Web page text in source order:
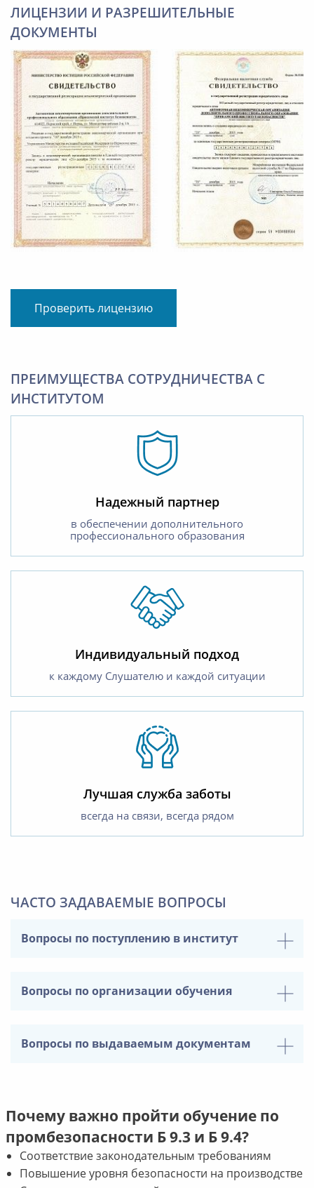
ЛИЦЕНЗИИ И РАЗРЕШИТЕЛЬНЫЕ
ДОКУМЕНТЫ
Проверить лицензию
ПРЕИМУЩЕСТВА СОТРУДНИЧЕСТВА С
ИНСТИТУТОМ
Надежный партнер
в обеспечении дополнительного
профессионального образования
Индивидуальный подход
к каждому Слушателю и каждой ситуации
Лучшая служба заботы
всегда на связи, всегда рядом
ЧАСТО ЗАДАВАЕМЫЕ ВОПРОСЫ
Вопросы по поступлению в институт
Вопросы по организации обучения
Вопросы по выдаваемым документам
Почему важно пройти обучение по
промбезопасности Б 9.3 и Б 9.4?
Соответствие законодательным требованиям
Повышение уровня безопасности на производстве